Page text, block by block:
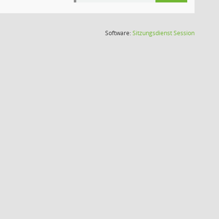
Software:SitzungsdienstSession(Wird in